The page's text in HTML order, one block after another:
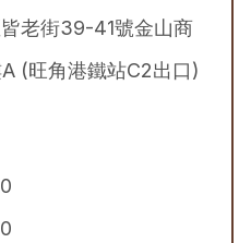
老街39-41號金山商
(旺角港鐵站C2出口)